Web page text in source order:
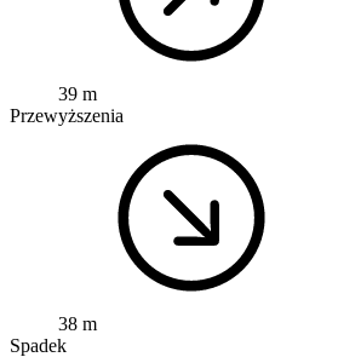
39 m
Przewyższenia
38 m
Spadek